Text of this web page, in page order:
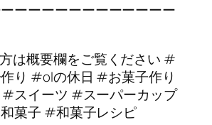
ーーーーーーーーーーーー
は概要欄をご覧ください #
り #olの休日 #お菓子作り
スイーツ #スーパーカップ
菓子 #和菓子レシピ